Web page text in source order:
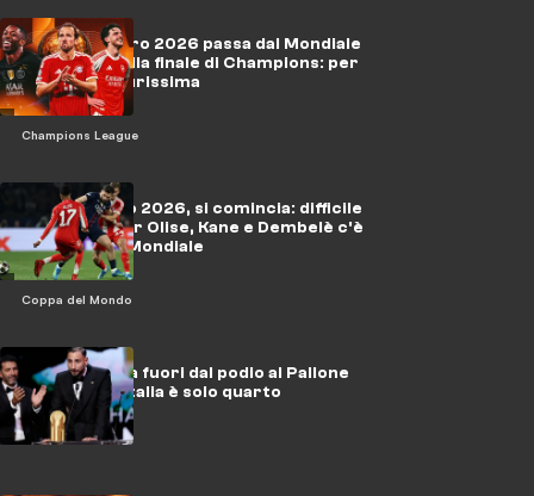
Champions League
Il Pallone d'Oro 2026 passa dal Mondiale
e non solo dalla finale di Champions: per
Kvara sarà durissima
Coppa del Mondo
Pallone d'Oro 2026, si comincia: difficile
per Kvara, per Olise, Kane e Dembelè c'è
la spinta del Mondiale
Donnarumma fuori dal podio al Pallone
d'Oro: per l'Italia è solo quarto